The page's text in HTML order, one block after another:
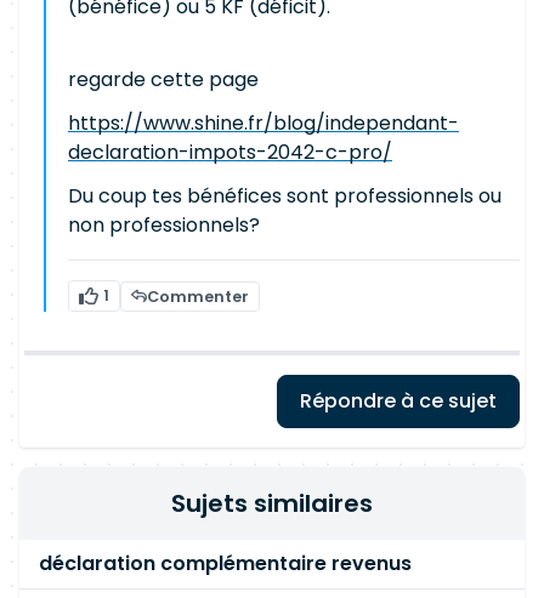
(bénéfice) ou 5 KF (déficit).
regarde cette page
https://www.shine.fr/blog/independant-
declaration-impots-2042-c-pro/
Du coup tes bénéfices sont professionnels ou
non professionnels?
1 Commenter
Répondre à ce sujet
Sujets similaires
déclaration complémentaire revenus